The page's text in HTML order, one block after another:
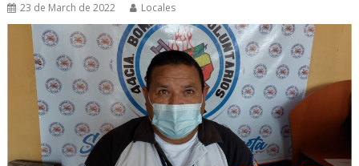
23 de March de 2022 Locales